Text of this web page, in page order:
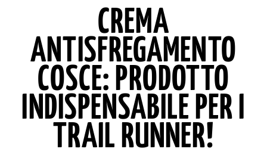
CREMA
ANTISFREGAMENTO
COSCE: PRODOTTO
INDISPENSABILE PER I
TRAIL RUNNER!